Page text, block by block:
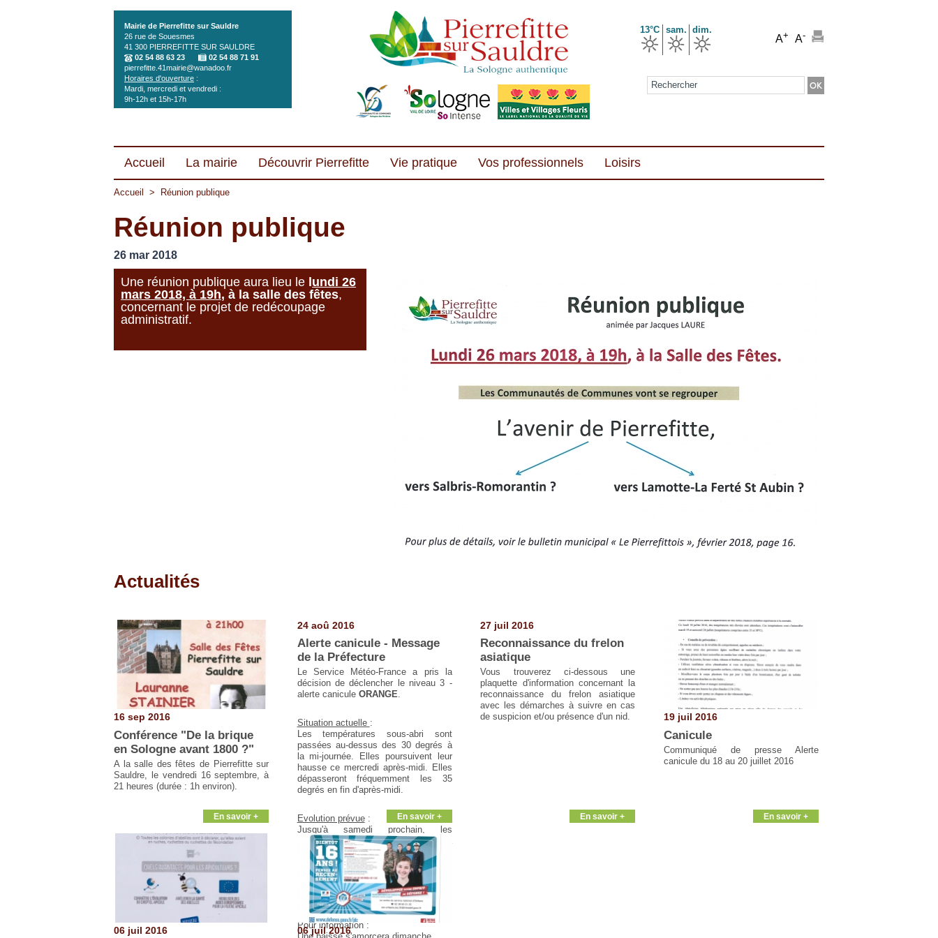
Mairie de Pierrefitte sur Sauldre
26 rue de Souesmes
41 300 PIERREFITTE SUR SAULDRE
02 54 88 63 23
02 54 88 71 91
pierrefitte.41mairie@wanadoo.fr
Horaires d'ouverture :
Mardi, mercredi et vendredi :
9h-12h et 15h-17h
13°C sam. dim.
A+ A-
Formulaire de recherche
Accueil La mairie Découvrir Pierrefitte Vie pratique Vos professionnels Loisirs
Accueil > Réunion publique
Réunion publique
26 mar 2018
Une réunion publique aura lieu le lundi 26
mars 2018, à 19h, à la salle des fêtes,
concernant le projet de redécoupage
administratif.
Actualités
16 sep 2016
Conférence "De la brique
en Sologne avant 1800 ?"
A la salle des fêtes de Pierrefitte sur
Sauldre, le vendredi 16 septembre, à
21 heures (durée : 1h environ).
En savoir +
24 aoû 2016
Alerte canicule - Message
de la Préfecture
Le Service Météo-France a pris la
décision de déclencher le niveau 3 -
alerte caniculeORANGE.
Situation actuelle :
Les températures sous-abri sont
passées au-dessus des 30 degrés à
la mi-journée. Elles poursuivent leur
hausse ce mercredi après-midi. Elles
dépasseront fréquemment les 35
degrés en fin d'après-midi.
Evolution prévue:
Jusqu'à samedi prochain, les
températures resteront élevées. La
nuit, elles descendront rarement en
dessous de 17 à 20 degrés alors que
les maximales atteintes en fin
d'après-midi afficheront des valeurs
comprises entre 35 et 38 degrés.
Pour information :
En savoir +
27 juil 2016
Reconnaissance du frelon
asiatique
Vous trouverez ci-dessous une
plaquette d'information concernant la
reconnaissance du frelon asiatique
avec les démarches à suivre en cas
de suspicion et/ou présence d'un nid.
En savoir +
19 juil 2016
Canicule
Communiqué de presse Alerte
canicule du 18 au 20 juillet 2016
En savoir +
06 juil 2016 06 juil 2016
Pages